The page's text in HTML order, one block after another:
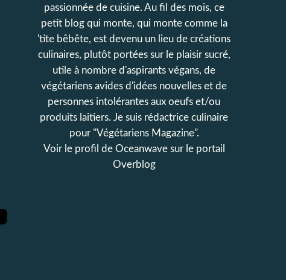
passionnée de cuisine. Au fil des mois, ce
petit blog qui monte, qui monte comme la
'tite bêbête, est devenu un lieu de créations
culinaires, plutôt portées sur le plaisir sucré,
utile à nombre d'aspirants végans, de
végétariens avides d'idées nouvelles et de
personnes intolérantes aux oeufs et/ou
produits laitiers. Je suis rédactrice culinaire
pour "Végétariens Magazine".
Voir le profil de Oceanwavesur le portail
Overblog